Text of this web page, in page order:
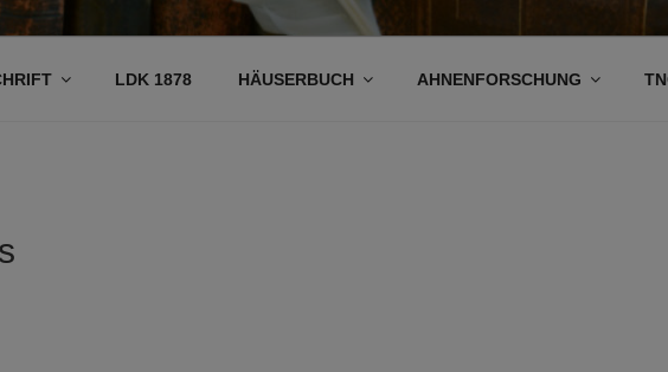
LDK 1878 HÄUSERBUCH AHNENFORSCHUNG